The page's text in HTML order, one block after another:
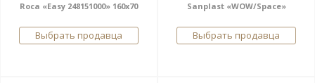
Roca «Easy 248151000» 160x70
Выбрать продавца
Sanplast «WOW/Space»
Выбрать продавца